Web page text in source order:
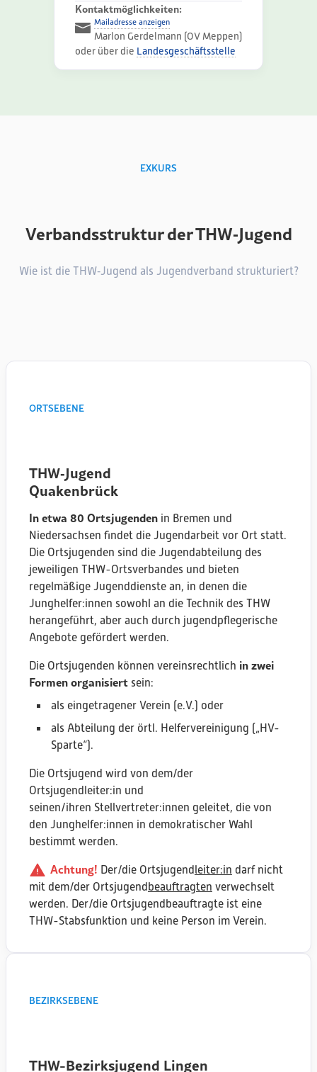
Kontaktmöglichkeiten:
Mailadresse anzeigen
Marlon Gerdelmann (OV Meppen)
oder über die Landesgeschäftsstelle
EXKURS
Verbandsstruktur der THW‑Jugend
Wie ist die THW‑Jugend als Jugendverband strukturiert?
ORTSEBENE
THW‑Jugend
Quakenbrück
Aurich
Bremen Nord
Cloppenburg
Nordenham
Bassum
Wilhelmshaven
Verden
Syke
Osterholz-Scharmbeck
Gieboldehausen
Lohne
Lehrte
Gifhorn
Norden
Bad Lauterberg
Bremen Süd
Kutenholz
Hildesheim
Emden
Osnabrück
Stadthagen
Holzminden
Stade
Burgdorf
Leer
Helmstedt
Delmenhorst
In etwa 80 Ortsjugenden in Bremen und
Niedersachsen findet die Jugendarbeit vor Ort statt.
Die Ortsjugenden sind die Jugendabteilung des
jeweiligen THW-Ortsverbandes und bieten
regelmäßige Jugenddienste an, in denen die
Junghelfer:innen sowohl an die Technik des THW
herangeführt, aber auch durch jugendpflegerische
Angebote gefördert werden.
Die Ortsjugenden können vereinsrechtlich in zwei
Formen organisiert sein:
als eingetragener Verein (e.V.) oder
als Abteilung der örtl. Helfervereinigung („HV-
Sparte“).
Die Ortsjugend wird von dem/der
Ortsjugendleiter:in und
seinen/ihren Stellvertreter:innen geleitet, die von
den Junghelfer:innen in demokratischer Wahl
bestimmt werden.
Achtung! Der/die Ortsjugendleiter:in darf nicht
mit dem/der Ortsjugendbeauftragten verwechselt
werden. Der/die Ortsjugendbeauftragte ist eine
THW-Stabsfunktion und keine Person im Verein.
BEZIRKSEBENE
THW-Bezirksjugend Lingen